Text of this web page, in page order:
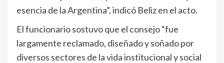
esencia de la Argentina”, indicó Beliz en el acto.
El funcionario sostuvo que el consejo “fue
largamente reclamado, diseñado y soñado por
diversos sectores de la vida institucional y social